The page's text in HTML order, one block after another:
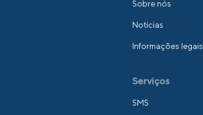
Sobre nós
Notícias
Informações legais
Serviços
SMS